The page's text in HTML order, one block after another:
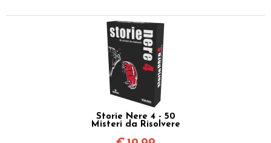
Storie Nere 4 - 50
Misteri da Risolvere